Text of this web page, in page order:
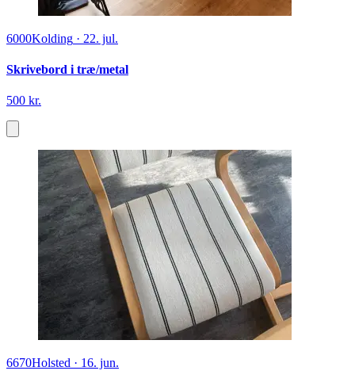
6000Kolding · 22. jul.
Skrivebord i træ/metal
500 kr.
6670Holsted · 16. jun.